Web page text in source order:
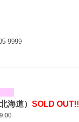
9999
)
海道） SOLD OUT!!